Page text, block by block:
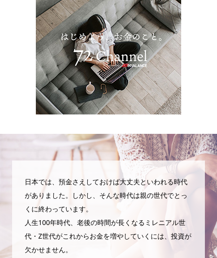
日本では、預金さえしておけば大丈夫といわれる時代
がありました。しかし、そんな時代は親の世代でとっ
くに終わっています。
人生100年時代、老後の時間が長くなるミレニアル世
代・Z世代がこれからお金を増やしていくには、投資が
欠かせません。